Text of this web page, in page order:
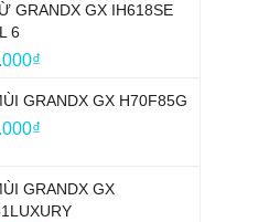
GRANDX GX IH618SE
6
₫
GRANDX GX H70F85G
₫
GRANDX GX